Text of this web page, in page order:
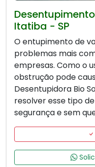
Itatiba - SP
O entupimento de
problemas mais
empresas. Como o
obstrução pode
Desentupidora Bio
resolver esse tipo
segurança e sem